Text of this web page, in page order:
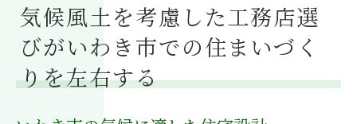
気候風土を考慮した工務店選
びがいわき市での住まいづく
りを左右する